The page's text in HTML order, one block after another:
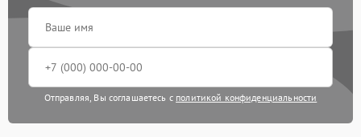
Отправляя, Вы соглашаетесь с политикой конфиденциальности